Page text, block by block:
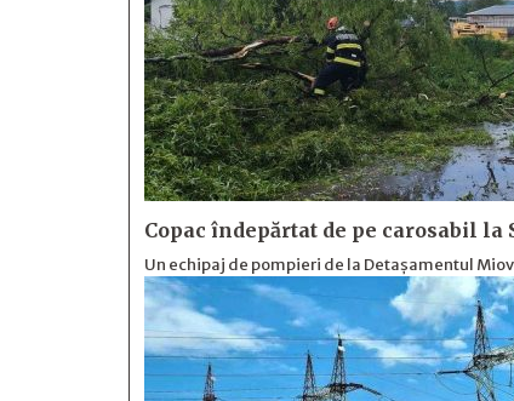
Copac îndepărtat de pe carosabil la
Un echipaj de pompieri de la Detașamentul